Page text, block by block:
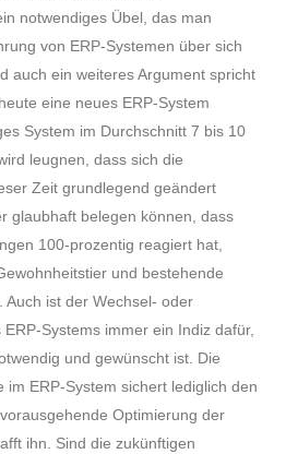
notwendiges Übel, das man
von ERP-Systemen über sich
auch ein weiteres Argument spricht
eine neues ERP-System
System im Durchschnitt 7 bis 10
leugnen, dass sich die
Zeit grundlegend geändert
glaubhaft belegen können, dass
100-prozentig reagiert hat,
und bestehende
Auch ist der Wechsel- oder
Systems immer ein Indiz dafür,
und gewünscht ist. Die
im ERP-System sichert lediglich den
Optimierung der
ihn. Sind die zukünftigen